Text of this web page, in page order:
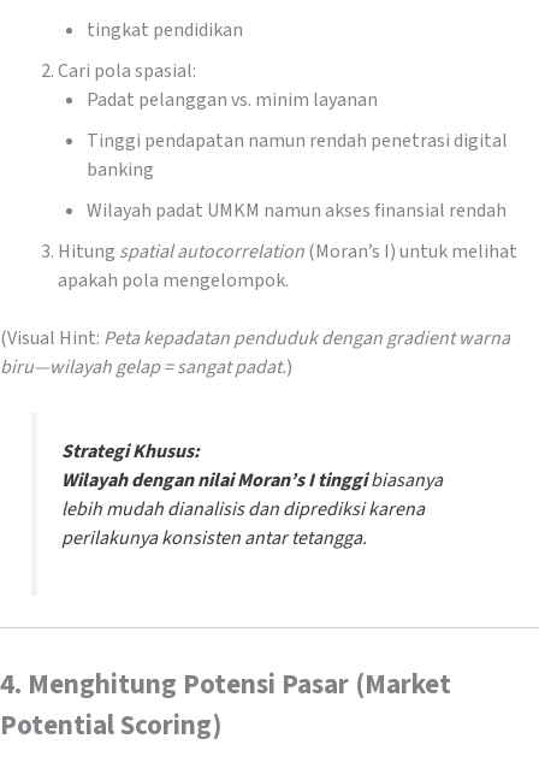
tingkat pendidikan
Cari pola spasial:
Padat pelanggan vs. minim layanan
Tinggi pendapatan namun rendah penetrasi digital
banking
Wilayah padat UMKM namun akses finansial rendah
Hitung spatial autocorrelation(Moran’s I) untuk melihat
apakah pola mengelompok.
(Visual Hint: Peta kepadatan penduduk dengan gradient warna
biru—wilayah gelap = sangat padat.)
Strategi Khusus:
Wilayah dengan nilai Moran’s I tinggibiasanya
lebih mudah dianalisis dan diprediksi karena
perilakunya konsisten antar tetangga.
4. Menghitung Potensi Pasar (Market
Potential Scoring)